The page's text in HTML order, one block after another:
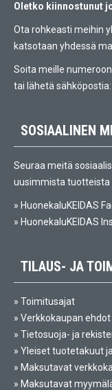
Oletko kiinnostunut
Ota rohkeasti meihin
katsotaan yhdessä
Soita meille
tai lähetä sähköpostia:
SOSIAALINEN
Seuraa meitä
uusimmista tuotteista
» HuonekaluKEIDAS
» HuonekaluKEIDAS
TILAUS- JA
» Toimitusajat
» Verkkokaupan ehdot
» Tietosuoja- ja
» Yleiset tuotetakuut
» Maksutavat
» Maksutavat